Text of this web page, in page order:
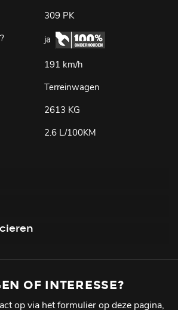
309 PK
ja
191 km/h
Terreinwagen
2613 KG
2.6 L/100KM
OF INTERESSE?
op via het formulier op deze pagina,